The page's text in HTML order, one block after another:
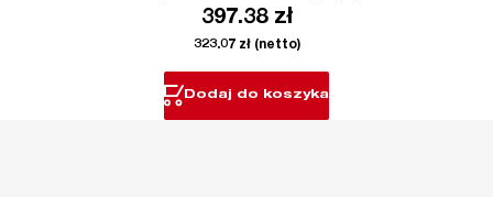
397.38 zł
323.07 zł(netto)
Dodaj do koszyka